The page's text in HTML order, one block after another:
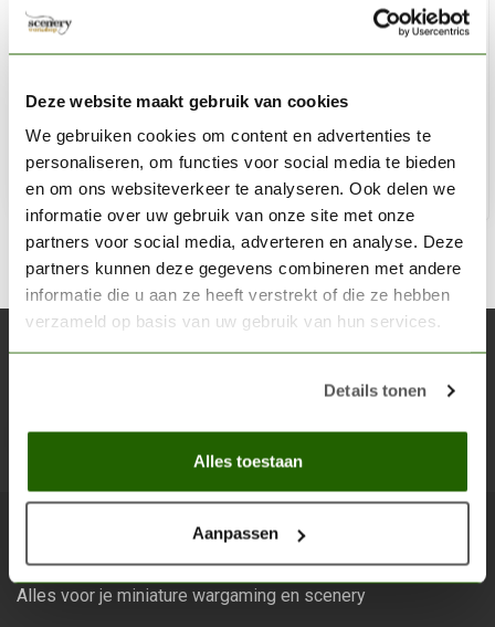
Deze website maakt gebruik van cookies
We gebruiken cookies om content en advertenties te
personaliseren, om functies voor social media te bieden
en om ons websiteverkeer te analyseren. Ook delen we
informatie over uw gebruik van onze site met onze
partners voor social media, adverteren en analyse. Deze
partners kunnen deze gegevens combineren met andere
informatie die u aan ze heeft verstrekt of die ze hebben
verzameld op basis van uw gebruik van hun services.
Details tonen
Alles toestaan
Aanpassen
WOODLAND SCENICS
Burnt Grass Coarse Turf - 353cmÂ³ - WLS-T62
€6,30
Niet op voorraad
Abonneer je op onze nieuwsbrief
Blijf op de hoogte over onze laatste acties
Scenery Workshop BV
Alles voor je miniature wargaming en scenery